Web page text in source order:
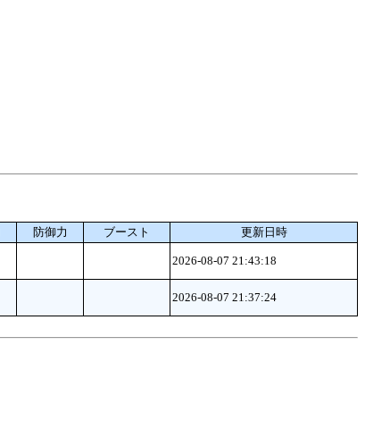
防御力 ブースト
更新日時
2026-08-07 21:43:18
2026-08-07 21:37:24